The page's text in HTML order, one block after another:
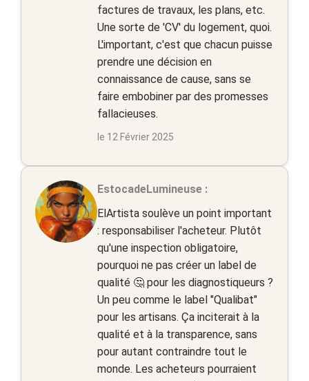
factures de travaux, les plans, etc.
Une sorte de 'CV' du logement, quoi.
L'important, c'est que chacun puisse
prendre une décision en
connaissance de cause, sans se
faire embobiner par des promesses
fallacieuses.
le 12 Février 2025
EstocadeLumineuse :
ElArtista soulève un point important
: responsabiliser l'acheteur. Plutôt
qu'une inspection obligatoire,
pourquoi ne pas créer un label de
qualité 🤔 pour les diagnostiqueurs ?
Un peu comme le label "Qualibat"
pour les artisans. Ça inciterait à la
qualité et à la transparence, sans
pour autant contraindre tout le
monde. Les acheteurs pourraient